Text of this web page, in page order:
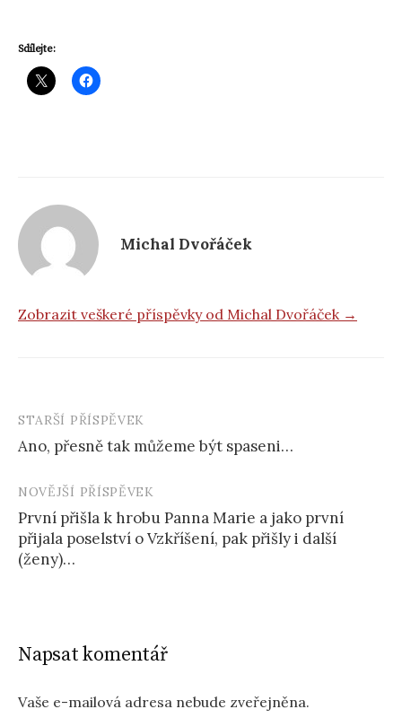
Sdílejte:
Michal Dvořáček
Zobrazit veškeré příspěvky od Michal Dvořáček →
Navigace
příspěvku
STARŠÍ PŘÍSPĚVEK
Ano, přesně tak můžeme být spaseni…
NOVĚJŠÍ PŘÍSPĚVEK
První přišla k hrobu Panna Marie a jako první
přijala poselství o Vzkříšení, pak přišly i další
(ženy)…
Napsat komentář
Vaše e-mailová adresa nebude zveřejněna.